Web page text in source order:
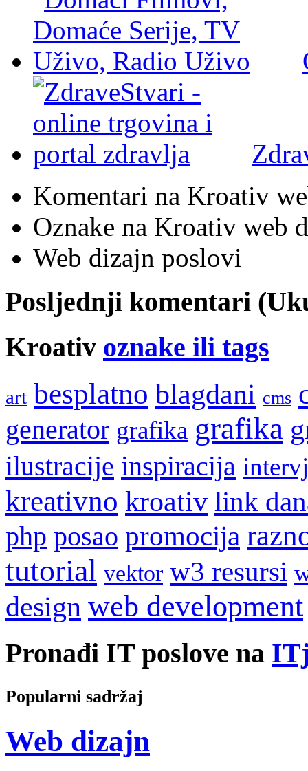
Komentari na Kroativ
Oznake na Kroativ web
Web dizajn poslovi
Posljednji komentari
Kroativ oznake ili tags
art besplatno blagdani cms
generator grafika grafika
ilustracije inspiracija
kreativno kroativ link
php posao promocija
tutorial vektor w3 resursi
design web development
Pronađi IT poslove na
Popularni sadržaj
Web dizajn